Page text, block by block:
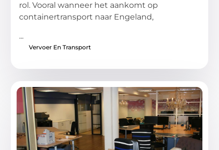
rol. Vooral wanneer het aankomt op
containertransport naar Engeland,
...
Vervoer En Transport